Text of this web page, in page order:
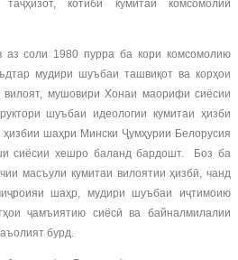
котиби кумитаи комсомолии
соли 1980 пурра ба кори комсомолию
мудири шуъбаи ташвиқот ва корҳои
вилоят, мушовири Хонаи маорифи сиёсии
шуъбаи идеологии кумитаи ҳизби
шаҳри Мински Ҷумҳурии Белорусия
сиёсии хешро баланд бардошт. Боз ба
масъули кумитаи вилоятии ҳизбӣ, чанд
шаҳр, мудири шуъбаи иҷтимоию
ҷамъиятию сиёсӣ ва байналмилалии
бурд.